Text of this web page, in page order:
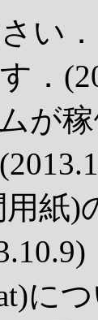
い
．
が
紙)
に